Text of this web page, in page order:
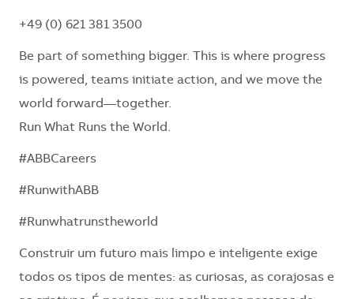
+49 (0) 621 381 3500
Be part of something bigger. This is where progress
is powered, teams initiate action, and we move the
world forward—together.
Run What Runs the World.
#ABBCareers
#RunwithABB
#Runwhatrunstheworld
Construir um futuro mais limpo e inteligente exige
todos os tipos de mentes: as curiosas, as corajosas e